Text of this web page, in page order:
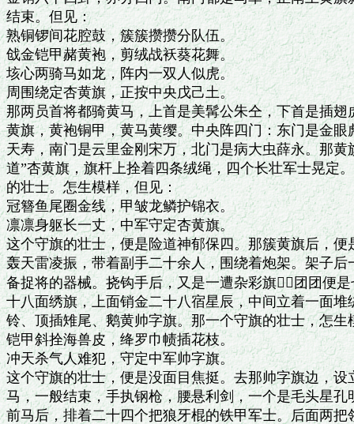
结束。但见：
熟铜锣间花腔鼓，簇簇攒攒分队伍。
戗金铠甲赭黄袍，剪绒战袄葵花舞。
垓心两骑马如龙，阵内一双人似虎。
周围绕定杏黄旗，正按中央戊己土。
那两员首将都骑黄马，上首是美髯公朱仝，下首是插
黄旗，黄袍铜甲，黄马黄缨。中央阵四门：东门是金
天寿，南门是云里金刚宋万，北门是病大虫薛永。那黄
道”杏黄旗，旗杆上拴着四条绒绳，四个长壮军士晃定
的壮士。怎生模样，但见：
冠簪鱼尾圈金线，甲皱龙鳞护锦衣。
凛凛身躯长一丈，中军守定杏黄旗。
这个守旗的壮士，便是险道神郁保四。那簇黄旗后，
轰天雷凌振，带着副手二十余人，围绕着炮架。架子
备捉将的器械。挠钩手后，又是一遭杂彩旗，团团便
十八面绣旗，上面销金二十八宿星辰，中间立着一面
铃、顶插雉尾、鹅黄帅字旗。那一个守旗的壮士，怎生
铠甲斜拴海兽皮，绛罗巾帻插花枝。
冲天杀气人难犯，守定中军帅字旗。
这个守旗的壮士，便是没面目焦挺。去那帅字旗边，
马，一般结束，手执钢枪，腰悬利剑，一个是毛头星
前马后，排着二十四个把狼牙棍的铁甲军士。后面两